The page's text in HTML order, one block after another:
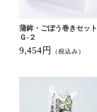
蒲鉾・ごぼう巻きセット
Ｇ-２
9,454円 （税込み）